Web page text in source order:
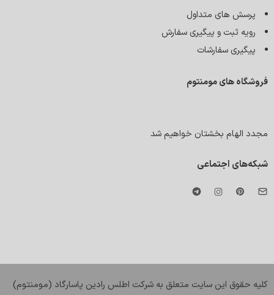
پرسش های متداول
رویه ثبت و پیگیری سفارش
پیگیری سفارشات
فروشگاه های مومنتوم
مجدد الهام بخشتان خواهیم شد
شبکه‌های اجتماعی
کليه حقوق اين سايت متعلق به شرکت اطلس رادین پاسارگاد (مومنتوم)